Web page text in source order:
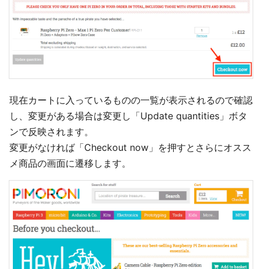
現在カートに入っているものの一覧が表示されるので確認
し、変更がある場合は変更し「Update quantities」ボタ
ンで反映されます。
変更がなければ「Checkout now」を押すとさらにオスス
メ商品の画面に遷移します。